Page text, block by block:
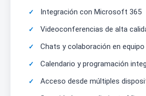
Integración con Microsoft 365
Videoconferencias de alta
Chats y colaboración en equipo
Calendario y programación
Acceso desde múltiples